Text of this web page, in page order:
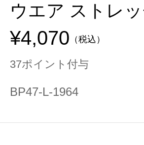
ウエア ストレ
¥4,070 （税込）
37ポイント付与
BP47-L-1964